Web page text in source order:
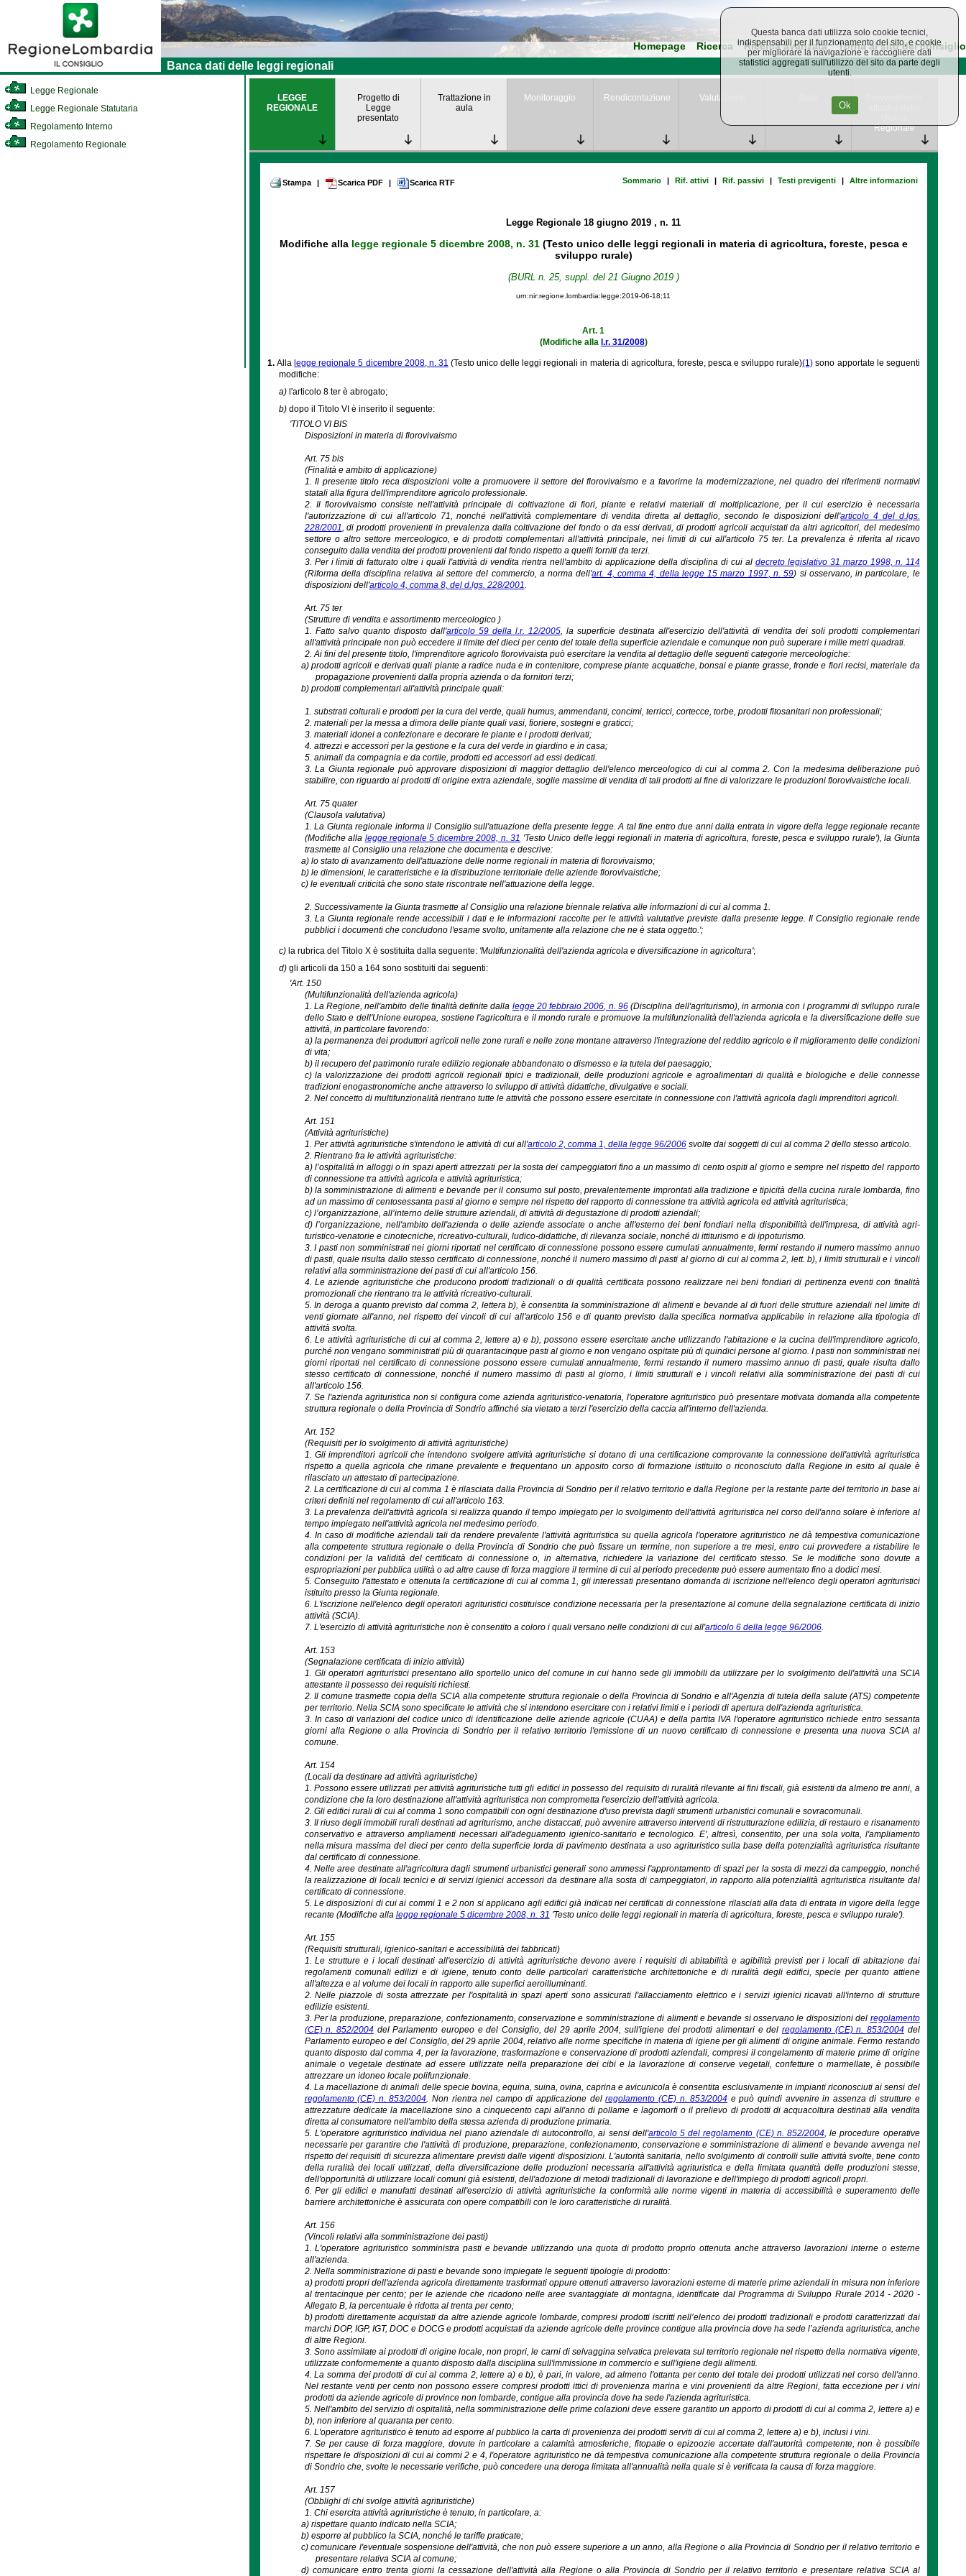
Homepage Ricerca Ricerca avanzata Torna al sito del consiglio
Banca dati delle leggi regionali
Legge Regionale
Legge Regionale Statutaria
Regolamento Interno
Regolamento Regionale
LEGGE
REGIONALE
Progetto di
Legge
presentato
Trattazione in
aula
Monitoraggio Rendicontazione Valutazione
Regionale
Stampa | Scarica PDF | Scarica RTF Sommario | Rif. attivi | Rif. passivi | Testi previgenti | Altre informazioni
Legge Regionale18 giugno 2019, n. 11
Modifiche alla legge regionale 5 dicembre 2008, n. 31(Testo unico delle leggi regionali in materia di agricoltura, foreste, pesca e
sviluppo rurale)
(BURL n. 25, suppl. del 21 Giugno 2019 )
urn:nir:regione.lombardia:legge:2019-06-18;11
Art. 1
(Modifiche alla l.r. 31/2008)
1.Alla legge regionale 5 dicembre 2008, n. 31 (Testo unico delle leggi regionali in materia di agricoltura, foreste, pesca e sviluppo rurale)(1) sono apportate le seguenti
modifiche:
a) l'articolo 8 ter è abrogato;
b) dopo il Titolo VI è inserito il seguente:
'TITOLO VI BIS
Disposizioni in materia di florovivaismo
Art. 75 bis
(Finalità e ambito di applicazione)
1. Il presente titolo reca disposizioni volte a promuovere il settore del florovivaismo e a favorirne la modernizzazione, nel quadro dei riferimenti normativi
statali alla figura dell'imprenditore agricolo professionale.
2. Il florovivaismo consiste nell'attività principale di coltivazione di fiori, piante e relativi materiali di moltiplicazione, per il cui esercizio è necessaria
l'autorizzazione di cui all'articolo 71, nonché nell'attività complementare di vendita diretta al dettaglio, secondo le disposizioni dell'articolo 4 del d.lgs.
228/2001, di prodotti provenienti in prevalenza dalla coltivazione del fondo o da essi derivati, di prodotti agricoli acquistati da altri agricoltori, del medesimo
settore o altro settore merceologico, e di prodotti complementari all'attività principale, nei limiti di cui all'articolo 75 ter. La prevalenza è riferita al ricavo
conseguito dalla vendita dei prodotti provenienti dal fondo rispetto a quelli forniti da terzi.
3. Per i limiti di fatturato oltre i quali l'attività di vendita rientra nell'ambito di applicazione della disciplina di cui al decreto legislativo 31 marzo 1998, n. 114
(Riforma della disciplina relativa al settore del commercio, a norma dell'art. 4, comma 4, della legge 15 marzo 1997, n. 59) si osservano, in particolare, le
disposizioni dell'articolo 4, comma 8, del d.lgs. 228/2001.
Art. 75 ter
(Strutture di vendita e assortimento merceologico )
1. Fatto salvo quanto disposto dall'articolo 59 della l.r. 12/2005, la superficie destinata all'esercizio dell'attività di vendita dei soli prodotti complementari
all'attività principale non può eccedere il limite del dieci per cento del totale della superficie aziendale e comunque non può superare i mille metri quadrati.
2. Ai fini del presente titolo, l'imprenditore agricolo florovivaista può esercitare la vendita al dettaglio delle seguenti categorie merceologiche:
a)prodotti agricoli e derivati quali piante a radice nuda e in contenitore, comprese piante acquatiche, bonsai e piante grasse, fronde e fiori recisi, materiale da
propagazione provenienti dalla propria azienda o da fornitori terzi;
b) prodotti complementari all'attività principale quali:
1. substrati colturali e prodotti per la cura del verde, quali humus, ammendanti, concimi, terricci, cortecce, torbe, prodotti fitosanitari non professionali;
2. materiali per la messa a dimora delle piante quali vasi, fioriere, sostegni e graticci;
3. materiali idonei a confezionare e decorare le piante e i prodotti derivati;
4. attrezzi e accessori per la gestione e la cura del verde in giardino e in casa;
5. animali da compagnia e da cortile, prodotti ed accessori ad essi dedicati.
3. La Giunta regionale può approvare disposizioni di maggior dettaglio dell'elenco merceologico di cui al comma 2. Con la medesima deliberazione può
stabilire, con riguardo ai prodotti di origine extra aziendale, soglie massime di vendita di tali prodotti al fine di valorizzare le produzioni florovivaistiche locali.
Art. 75 quater
(Clausola valutativa)
1. La Giunta regionale informa il Consiglio sull'attuazione della presente legge. A tal fine entro due anni dalla entrata in vigore della legge regionale recante
(Modifiche alla legge regionale 5 dicembre 2008, n. 31 'Testo Unico delle leggi regionali in materia di agricoltura, foreste, pesca e sviluppo rurale'), la Giunta
trasmette al Consiglio una relazione che documenta e descrive:
a) lo stato di avanzamento dell'attuazione delle norme regionali in materia di florovivaismo;
b) le dimensioni, le caratteristiche e la distribuzione territoriale delle aziende florovivaistiche;
c) le eventuali criticità che sono state riscontrate nell'attuazione della legge.
2. Successivamente la Giunta trasmette al Consiglio una relazione biennale relativa alle informazioni di cui al comma 1.
3. La Giunta regionale rende accessibili i dati e le informazioni raccolte per le attività valutative previste dalla presente legge. Il Consiglio regionale rende
pubblici i documenti che concludono l'esame svolto, unitamente alla relazione che ne è stata oggetto.';
c) la rubrica del Titolo X è sostituita dalla seguente: 'Multifunzionalità dell'azienda agricola e diversificazione in agricoltura';
d) gli articoli da 150 a 164 sono sostituiti dai seguenti:
'Art. 150
(Multifunzionalità dell'azienda agricola)
1. La Regione, nell'ambito delle finalità definite dalla legge 20 febbraio 2006, n. 96 (Disciplina dell'agriturismo), in armonia con i programmi di sviluppo rurale
dello Stato e dell'Unione europea, sostiene l'agricoltura e il mondo rurale e promuove la multifunzionalità dell'azienda agricola e la diversificazione delle sue
attività, in particolare favorendo:
a) la permanenza dei produttori agricoli nelle zone rurali e nelle zone montane attraverso l'integrazione del reddito agricolo e il miglioramento delle condizioni
di vita;
b) il recupero del patrimonio rurale edilizio regionale abbandonato o dismesso e la tutela del paesaggio;
c) la valorizzazione dei prodotti agricoli regionali tipici e tradizionali, delle produzioni agricole e agroalimentari di qualità e biologiche e delle connesse
tradizioni enogastronomiche anche attraverso lo sviluppo di attività didattiche, divulgative e sociali.
2. Nel concetto di multifunzionalità rientrano tutte le attività che possono essere esercitate in connessione con l'attività agricola dagli imprenditori agricoli.
Art. 151
(Attività agrituristiche)
1. Per attività agrituristiche s'intendono le attività di cui all'articolo 2, comma 1, della legge 96/2006svolte dai soggetti di cui al comma 2 dello stesso articolo.
2. Rientrano fra le attività agrituristiche:
a) l’ospitalità in alloggi o in spazi aperti attrezzati per la sosta dei campeggiatori fino a un massimo di cento ospiti al giorno e sempre nel rispetto del rapporto
di connessione tra attività agricola e attività agrituristica;
b) la somministrazione di alimenti e bevande per il consumo sul posto, prevalentemente improntati alla tradizione e tipicità della cucina rurale lombarda, fino
ad un massimo di centosessanta pasti al giorno e sempre nel rispetto del rapporto di connessione tra attività agricola ed attività agrituristica;
c) l’organizzazione, all’interno delle strutture aziendali, di attività di degustazione di prodotti aziendali;
d) l’organizzazione, nell'ambito dell'azienda o delle aziende associate o anche all'esterno dei beni fondiari nella disponibilità dell'impresa, di attività agri-
turistico-venatorie e cinotecniche, ricreativo-culturali, ludico-didattiche, di rilevanza sociale, nonché di ittiturismo e di ippoturismo.
3. I pasti non somministrati nei giorni riportati nel certificato di connessione possono essere cumulati annualmente, fermi restando il numero massimo annuo
di pasti, quale risulta dallo stesso certificato di connessione, nonché il numero massimo di pasti al giorno di cui al comma 2, lett. b), i limiti strutturali e i vincoli
relativi alla somministrazione dei pasti di cui all'articolo 156.
4. Le aziende agrituristiche che producono prodotti tradizionali o di qualità certificata possono realizzare nei beni fondiari di pertinenza eventi con finalità
promozionali che rientrano tra le attività ricreativo-culturali.
5. In deroga a quanto previsto dal comma 2, lettera b), è consentita la somministrazione di alimenti e bevande al di fuori delle strutture aziendali nel limite di
venti giornate all'anno, nel rispetto dei vincoli di cui all'articolo 156 e di quanto previsto dalla specifica normativa applicabile in relazione alla tipologia di
attività svolta.
6. Le attività agrituristiche di cui al comma 2, lettere a) e b), possono essere esercitate anche utilizzando l'abitazione e la cucina dell'imprenditore agricolo,
purché non vengano somministrati più di quarantacinque pasti al giorno e non vengano ospitate più di quindici persone al giorno. I pasti non somministrati nei
giorni riportati nel certificato di connessione possono essere cumulati annualmente, fermi restando il numero massimo annuo di pasti, quale risulta dallo
stesso certificato di connessione, nonché il numero massimo di pasti al giorno, i limiti strutturali e i vincoli relativi alla somministrazione dei pasti di cui
all'articolo 156.
7. Se l'azienda agrituristica non si configura come azienda agrituristico-venatoria, l'operatore agrituristico può presentare motivata domanda alla competente
struttura regionale o della Provincia di Sondrio affinché sia vietato a terzi l'esercizio della caccia all'interno dell'azienda.
Art. 152
(Requisiti per lo svolgimento di attività agrituristiche)
1. Gli imprenditori agricoli che intendono svolgere attività agrituristiche si dotano di una certificazione comprovante la connessione dell'attività agrituristica
rispetto a quella agricola che rimane prevalente e frequentano un apposito corso di formazione istituito o riconosciuto dalla Regione in esito al quale è
rilasciato un attestato di partecipazione.
2. La certificazione di cui al comma 1 è rilasciata dalla Provincia di Sondrio per il relativo territorio e dalla Regione per la restante parte del territorio in base ai
criteri definiti nel regolamento di cui all'articolo 163.
3. La prevalenza dell'attività agricola si realizza quando il tempo impiegato per lo svolgimento dell'attività agrituristica nel corso dell'anno solare è inferiore al
tempo impiegato nell'attività agricola nel medesimo periodo.
4. In caso di modifiche aziendali tali da rendere prevalente l'attività agrituristica su quella agricola l'operatore agrituristico ne dà tempestiva comunicazione
alla competente struttura regionale o della Provincia di Sondrio che può fissare un termine, non superiore a tre mesi, entro cui provvedere a ristabilire le
condizioni per la validità del certificato di connessione o, in alternativa, richiedere la variazione del certificato stesso. Se le modifiche sono dovute a
espropriazioni per pubblica utilità o ad altre cause di forza maggiore il termine di cui al periodo precedente può essere aumentato fino a dodici mesi.
5. Conseguito l'attestato e ottenuta la certificazione di cui al comma 1, gli interessati presentano domanda di iscrizione nell'elenco degli operatori agrituristici
istituito presso la Giunta regionale.
6. L'iscrizione nell'elenco degli operatori agrituristici costituisce condizione necessaria per la presentazione al comune della segnalazione certificata di inizio
attività (SCIA).
7. L'esercizio di attività agrituristiche non è consentito a coloro i quali versano nelle condizioni di cui all'articolo 6 della legge 96/2006.
Art. 153
(Segnalazione certificata di inizio attività)
1. Gli operatori agrituristici presentano allo sportello unico del comune in cui hanno sede gli immobili da utilizzare per lo svolgimento dell'attività una SCIA
attestante il possesso dei requisiti richiesti.
2. Il comune trasmette copia della SCIA alla competente struttura regionale o della Provincia di Sondrio e all'Agenzia di tutela della salute (ATS) competente
per territorio. Nella SCIA sono specificate le attività che si intendono esercitare con i relativi limiti e i periodi di apertura dell'azienda agrituristica.
3. In caso di variazioni del codice unico di identificazione delle aziende agricole (CUAA) e della partita IVA l'operatore agrituristico richiede entro sessanta
giorni alla Regione o alla Provincia di Sondrio per il relativo territorio l'emissione di un nuovo certificato di connessione e presenta una nuova SCIA al
comune.
Art. 154
(Locali da destinare ad attività agrituristiche)
1. Possono essere utilizzati per attività agrituristiche tutti gli edifici in possesso del requisito di ruralità rilevante ai fini fiscali, già esistenti da almeno tre anni, a
condizione che la loro destinazione all'attività agrituristica non comprometta l'esercizio dell'attività agricola.
2. Gli edifici rurali di cui al comma 1 sono compatibili con ogni destinazione d'uso prevista dagli strumenti urbanistici comunali e sovracomunali.
3. Il riuso degli immobili rurali destinati ad agriturismo, anche distaccati, può avvenire attraverso interventi di ristrutturazione edilizia, di restauro e risanamento
conservativo e attraverso ampliamenti necessari all'adeguamento igienico-sanitario e tecnologico. E', altresì, consentito, per una sola volta, l'ampliamento
nella misura massima del dieci per cento della superficie lorda di pavimento destinata a uso agrituristico sulla base della potenzialità agrituristica risultante
dal certificato di connessione.
4. Nelle aree destinate all'agricoltura dagli strumenti urbanistici generali sono ammessi l'approntamento di spazi per la sosta di mezzi da campeggio, nonché
la realizzazione di locali tecnici e di servizi igienici accessori da destinare alla sosta di campeggiatori, in rapporto alla potenzialità agrituristica risultante dal
certificato di connessione.
5. Le disposizioni di cui ai commi 1 e 2 non si applicano agli edifici già indicati nei certificati di connessione rilasciati alla data di entrata in vigore della legge
recante (Modifiche alla legge regionale 5 dicembre 2008, n. 31 'Testo unico delle leggi regionali in materia di agricoltura, foreste, pesca e sviluppo rurale').
Art. 155
(Requisiti strutturali, igienico-sanitari e accessibilità dei fabbricati)
1. Le strutture e i locali destinati all'esercizio di attività agrituristiche devono avere i requisiti di abitabilità e agibilità previsti per i locali di abitazione dai
regolamenti comunali edilizi e di igiene, tenuto conto delle particolari caratteristiche architettoniche e di ruralità degli edifici, specie per quanto attiene
all'altezza e al volume dei locali in rapporto alle superfici aeroilluminanti.
2. Nelle piazzole di sosta attrezzate per l'ospitalità in spazi aperti sono assicurati l'allacciamento elettrico e i servizi igienici ricavati all'interno di strutture
edilizie esistenti.
3. Per la produzione, preparazione, confezionamento, conservazione e somministrazione di alimenti e bevande si osservano le disposizioni del regolamento
(CE) n. 852/2004del Parlamento europeo e del Consiglio, del 29 aprile 2004, sull'igiene dei prodotti alimentari e delregolamento (CE) n. 853/2004 del
Parlamento europeo e del Consiglio, del 29 aprile 2004, relativo alle norme specifiche in materia di igiene per gli alimenti di origine animale. Fermo restando
quanto disposto dal comma 4, per la lavorazione, trasformazione e conservazione di prodotti aziendali, compresi il congelamento di materie prime di origine
animale o vegetale destinate ad essere utilizzate nella preparazione dei cibi e la lavorazione di conserve vegetali, confetture o marmellate, è possibile
attrezzare un idoneo locale polifunzionale.
4. La macellazione di animali delle specie bovina, equina, suina, ovina, caprina e avicunicola è consentita esclusivamente in impianti riconosciuti ai sensi del
regolamento (CE) n. 853/2004. Non rientra nel campo di applicazione delregolamento (CE) n. 853/2004 e può quindi avvenire in assenza di strutture e
attrezzature dedicate la macellazione sino a cinquecento capi all'anno di pollame e lagomorfi o il prelievo di prodotti di acquacoltura destinati alla vendita
diretta al consumatore nell'ambito della stessa azienda di produzione primaria.
5. L'operatore agrituristico individua nel piano aziendale di autocontrollo, ai sensi dell'articolo 5 del regolamento (CE) n. 852/2004, le procedure operative
necessarie per garantire che l'attività di produzione, preparazione, confezionamento, conservazione e somministrazione di alimenti e bevande avvenga nel
rispetto dei requisiti di sicurezza alimentare previsti dalle vigenti disposizioni. L'autorità sanitaria, nello svolgimento di controlli sulle attività svolte, tiene conto
della ruralità dei locali utilizzati, della diversificazione delle produzioni necessaria all'attività agrituristica e della limitata quantità delle produzioni stesse,
dell'opportunità di utilizzare locali comuni già esistenti, dell'adozione di metodi tradizionali di lavorazione e dell'impiego di prodotti agricoli propri.
6. Per gli edifici e manufatti destinati all'esercizio di attività agrituristiche la conformità alle norme vigenti in materia di accessibilità e superamento delle
barriere architettoniche è assicurata con opere compatibili con le loro caratteristiche di ruralità.
Art. 156
(Vincoli relativi alla somministrazione dei pasti)
1. L'operatore agrituristico somministra pasti e bevande utilizzando una quota di prodotto proprio ottenuta anche attraverso lavorazioni interne o esterne
all'azienda.
2. Nella somministrazione di pasti e bevande sono impiegate le seguenti tipologie di prodotto:
a) prodotti propri dell'azienda agricola direttamente trasformati oppure ottenuti attraverso lavorazioni esterne di materie prime aziendali in misura non inferiore
al trentacinque per cento; per le aziende che ricadono nelle aree svantaggiate di montagna, identificate dal Programma di Sviluppo Rurale 2014 - 2020 -
Allegato B, la percentuale è ridotta al trenta per cento;
b) prodotti direttamente acquistati da altre aziende agricole lombarde, compresi prodotti iscritti nell’elenco dei prodotti tradizionali e prodotti caratterizzati dai
marchi DOP, IGP, IGT, DOC e DOCG e prodotti acquistati da aziende agricole delle province contigue alla provincia dove ha sede l’azienda agrituristica, anche
di altre Regioni.
3. Sono assimilate ai prodotti di origine locale, non propri, le carni di selvaggina selvatica prelevata sul territorio regionale nel rispetto della normativa vigente,
utilizzate conformemente a quanto disposto dalla disciplina sull'immissione in commercio e sull'igiene degli alimenti.
4. La somma dei prodotti di cui al comma 2, lettere a) e b), è pari, in valore, ad almeno l'ottanta per cento del totale dei prodotti utilizzati nel corso dell'anno.
Nel restante venti per cento non possono essere compresi prodotti ittici di provenienza marina e vini provenienti da altre Regioni, fatta eccezione per i vini
prodotti da aziende agricole di province non lombarde, contigue alla provincia dove ha sede l'azienda agrituristica.
5. Nell'ambito del servizio di ospitalità, nella somministrazione delle prime colazioni deve essere garantito un apporto di prodotti di cui al comma 2, lettere a) e
b), non inferiore al quaranta per cento.
6. L'operatore agrituristico è tenuto ad esporre al pubblico la carta di provenienza dei prodotti serviti di cui al comma 2, lettere a) e b), inclusi i vini.
7. Se per cause di forza maggiore, dovute in particolare a calamità atmosferiche, fitopatie o epizoozie accertate dall'autorità competente, non è possibile
rispettare le disposizioni di cui ai commi 2 e 4, l'operatore agrituristico ne dà tempestiva comunicazione alla competente struttura regionale o della Provincia
di Sondrio che, svolte le necessarie verifiche, può concedere una deroga limitata all'annualità nella quale si è verificata la causa di forza maggiore.
Art. 157
(Obblighi di chi svolge attività agrituristiche)
1. Chi esercita attività agrituristiche è tenuto, in particolare, a:
a) rispettare quanto indicato nella SCIA;
b) esporre al pubblico la SCIA, nonché le tariffe praticate;
c)comunicare l'eventuale sospensione dell'attività, che non può essere superiore a un anno, alla Regione o alla Provincia di Sondrio per il relativo territorio e
presentare relativa SCIA al comune;
d) comunicare entro trenta giorni la cessazione dell'attività alla Regione o alla Provincia di Sondrio per il relativo territorio e presentare relativa SCIA al
Questa banca dati utilizza solo cookie tecnici,
indispensabili per il funzionamento del sito, e cookie
per migliorare la navigazione e raccogliere dati
statistici aggregati sull'utilizzo del sito da parte degli
utenti.
Ok